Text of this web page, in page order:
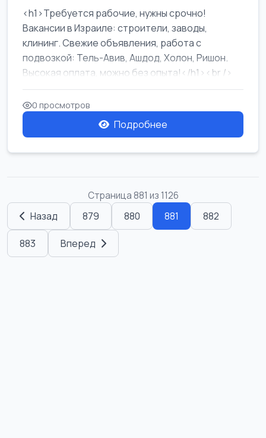
<h1>Требуется рабочие, нужны срочно!
Вакансии в Израиле: строители, заводы,
клининг. Свежие объявления, работа с
подвозкой: Тель-Авив, Ашдод, Холон, Ришон.
Высокая оплата, можно без опыта!</h1><br />
...
0 просмотров
Подробнее
Страница 881 из 1126
Назад 879 880 881 882
883 Вперед